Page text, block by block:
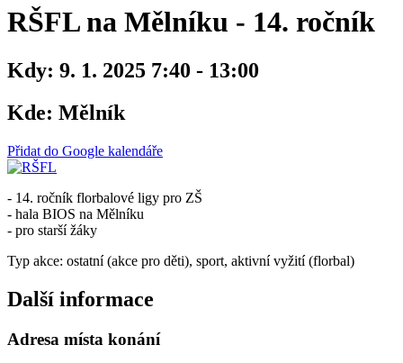
RŠFL na Mělníku - 14. ročník
Kdy: 9. 1. 2025 7:40 - 13:00
Kde: Mělník
Přidat do Google kalendáře
- 14. ročník florbalové ligy pro ZŠ
- hala BIOS na Mělníku
- pro starší žáky
Typ akce: ostatní (akce pro děti), sport, aktivní vyžití (florbal)
Další informace
Adresa místa konání